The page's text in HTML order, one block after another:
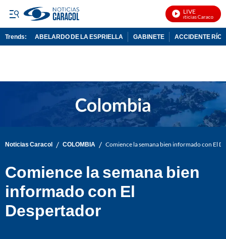
LIVE
Noticias Caracol En
Trends: ABELARDO DE LA ESPRIELLA GABINETE ACCIDENTE RÍO
Noticias Caracol / COLOMBIA / Comience la semana bien informado con El
Comience la semana bien
informado con El
Despertador